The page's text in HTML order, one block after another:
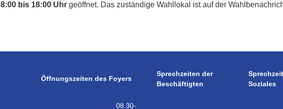
8:00 bis 18:00 Uhrgeöffnet. Das zuständige Wahllokal ist auf der
Öffnungszeiten des Foyers
Sprechzeiten der
Beschäftigten
Soziales
08.30-